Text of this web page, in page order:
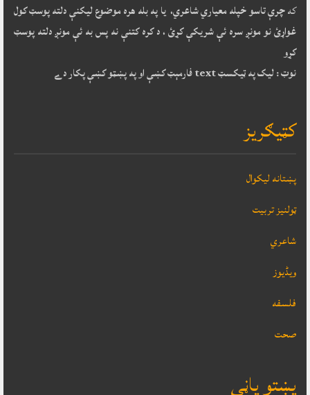
کهچرې تاسو خپله معياري شاعري، يا په بله هره موضوع ليکنې دلته پوسټ کول
غواړئ نو مونږ سره ئې شريکې کړئ ، د کره کتنې نه پس به ئې مونږ دلته پوسټ
کړو
نوټ : ليک په ټيکسټ text فارمېټ کښې او په پښټو کښې پکار دے
کټيګريز
پښتانه ليکوال
ټولنيز تربيت
شاعري
ویڈیوز
فلسفه
صحت
پښتو پاڼې